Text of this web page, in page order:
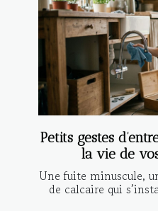
Petits gestes
la vie de
Une fuite minuscule,
de calcaire qui